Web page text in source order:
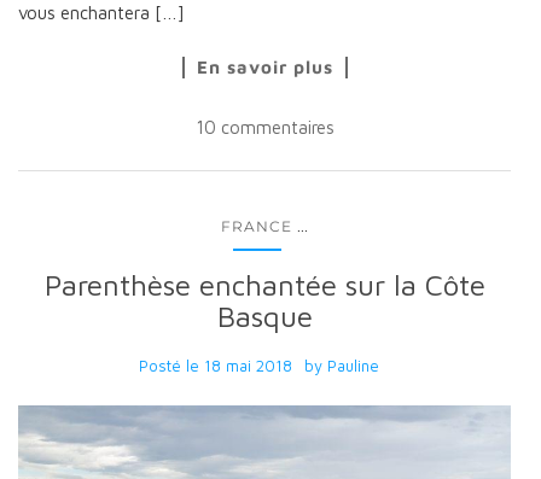
vous enchantera […]
En savoir plus
10 commentaires
FRANCE
Parenthèse enchantée sur la Côte
Basque
Posté le 18 mai 2018 by Pauline